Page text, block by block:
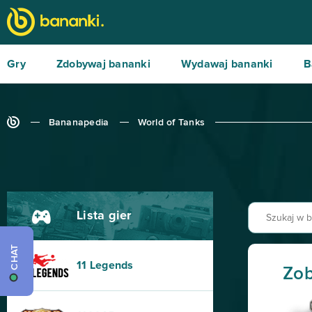
Gry Zdobywaj bananki Wydawaj bananki
Bananapedia World of Tanks
Lista gier
11 Legends
CHAT